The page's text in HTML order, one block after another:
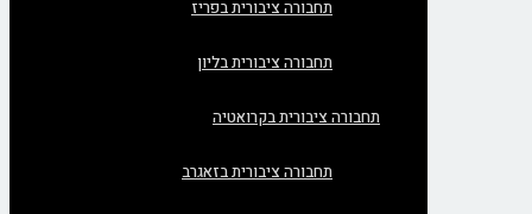
תחבורה ציבורית בפריז
תחבורה ציבורית בליון
תחבורה ציבורית בקרואטיה
תחבורה ציבורית בזאגרב